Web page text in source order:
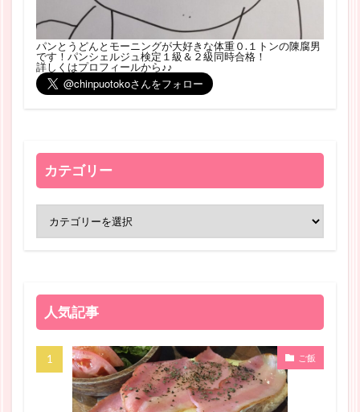
パンとうどんとモーニングが大好きな体重０.１トンの陳腐男
です！パンシェルジュ検定１級＆２級同時合格！
詳しくはプロフィールから♪♪
カテゴリー
人気記事
ご飯